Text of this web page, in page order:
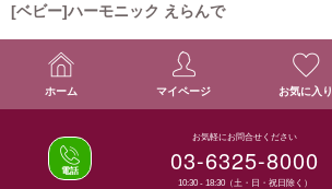
[ベビー]ハーモニック えらんで
ホーム マイページ お気に入り
お気軽にお問合せください
03-6325-8000
10:30 - 18:30（土・日・祝日除く）
電話